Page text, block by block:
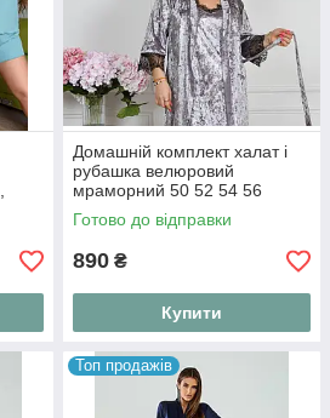
Домашній комплект халат і
рубашка велюровий
мраморний 50 52 54 56
Готово до відправки
890 ₴
Купити
Топ продажів